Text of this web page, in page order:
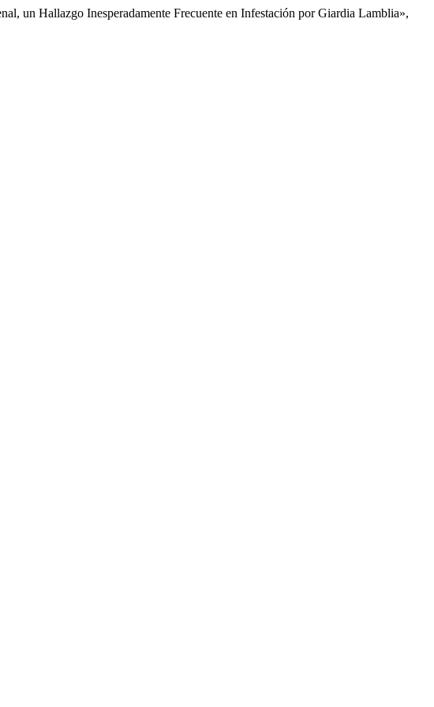
un Hallazgo Inesperadamente Frecuente en Infestación por Giardia Lamblia»,